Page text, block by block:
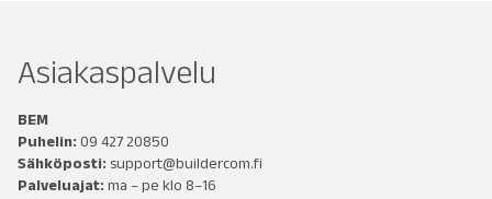
Asiakaspalvelu
BEM
Puhelin: 09 427 20850
Sähköposti: support@buildercom.fi
Palveluajat: ma – pe klo 8–16